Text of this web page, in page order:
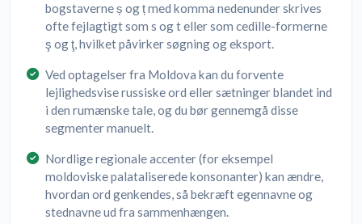
bogstaverne ș og ț med komma nedenunder skrives
ofte fejlagtigt som s og t eller som cedille-formerne
ş og ţ, hvilket påvirker søgning og eksport.
Ved optagelser fra Moldova kan du forvente
lejlighedsvise russiske ord eller sætninger blandet ind
i den rumænske tale, og du bør gennemgå disse
segmenter manuelt.
Nordlige regionale accenter (for eksempel
moldoviske palataliserede konsonanter) kan ændre,
hvordan ord genkendes, så bekræft egennavne og
stednavne ud fra sammenhængen.